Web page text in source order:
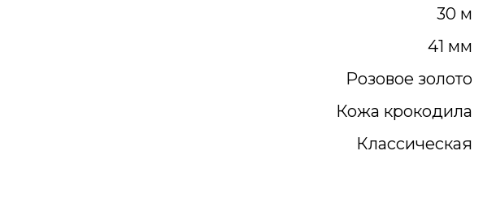
30 м
41 мм
Розовое золото
Кожа крокодила
Классическая